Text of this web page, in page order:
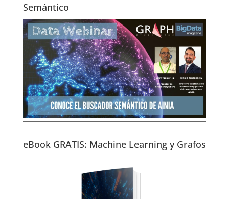
Semántico
eBook GRATIS: Machine Learning y Grafos